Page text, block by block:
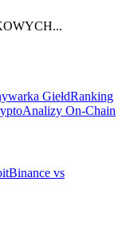
GiełdRanking
Analizy On-Chain
Binance vs